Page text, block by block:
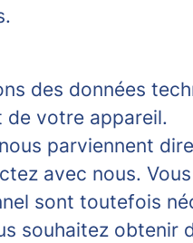
des données
de votre appareil.
parviennent
avec nous.
sont toutefois
souhaitez obtenir